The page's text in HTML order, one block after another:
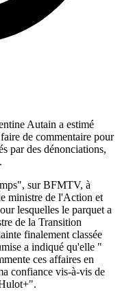
Autain a estimé
de commentaire pour
par des dénonciations,
sur BFMTV, à
ministre de l'Action et
lesquelles le parquet a
de la Transition
finalement classée
a indiqué qu'elle "
ces affaires en
confiance vis-à-vis de